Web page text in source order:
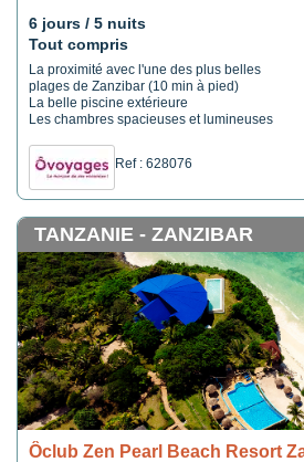
6 jours / 5 nuits
Tout compris
La proximité avec l'une des plus belles
plages de Zanzibar (10 min à pied)
La belle piscine extérieure
Les chambres spacieuses et lumineuses
Ref : 628076
TANZANIE - ZANZIBAR
Ôclub Zen Pearl Beach Resort